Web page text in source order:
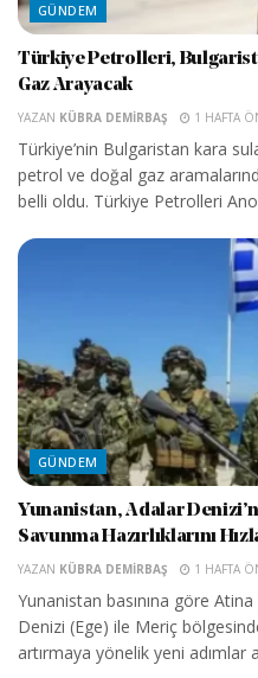
GÜNDEM
Türkiye Petrolleri,
Gaz Arayacak
YAZAN KÜBRA DEMIRBAŞ 1 HAFTA
Türkiye’nin Bulgaristan kara
petrol ve doğal gaz
belli oldu. Türkiye Petrolleri
GÜNDEM
Yunanistan, Adalar
Savunma Hazırlıklarını
YAZAN KÜBRA DEMIRBAŞ 1 HAFTA
Yunanistan basınına göre
Denizi (Ege) ile Meriç
artırmaya yönelik yeni adımlar